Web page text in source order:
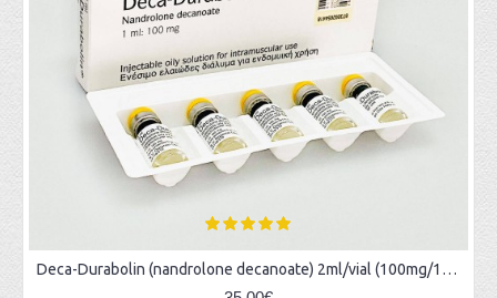
Deca-Durabolin (nandrolone decanoate) 2ml/vial (100mg/1ml)